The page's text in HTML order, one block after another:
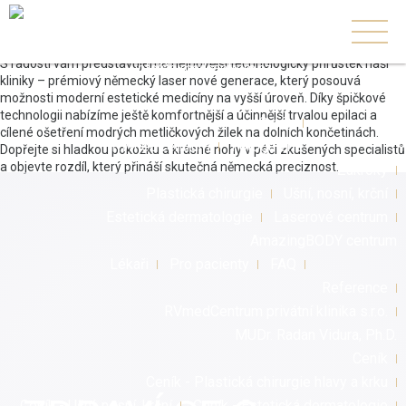
S radostí vám představujeme nejnovější technologický přírůstek naší
kliniky – prémiový německý laser nové generace, který posouvá
možnosti moderní estetické medicíny na vyšší úroveň. Díky špičkové
technologii nabízíme ještě komfortnější a účinnější trvalou epilaci a
cílené ošetření modrých metličkových žilek na dolních končetinách.
Dopřejte si hladkou pokožku a krásné nohy v péči zkušených specialistů
a objevte rozdíl, který přináší skutečná německá preciznost.
info@rvmedcentrum.cz
O nás
RVmedCentrum
Fotogalerie
Zákroky